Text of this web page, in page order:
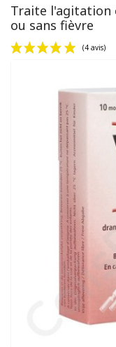
Traite l'agitation
ou sans fièvre